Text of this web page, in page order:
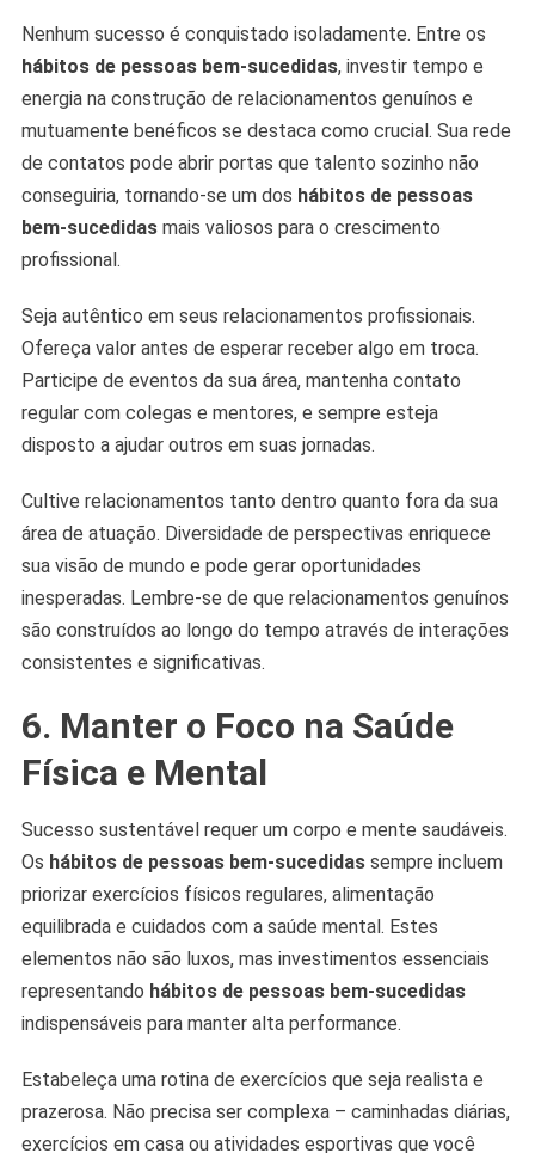
Nenhum sucesso é conquistado isoladamente. Entre os
hábitos de pessoas bem-sucedidas, investir tempo e
energia na construção de relacionamentos genuínos e
mutuamente benéficos se destaca como crucial. Sua rede
de contatos pode abrir portas que talento sozinho não
conseguiria, tornando-se um dos hábitos de pessoas
bem-sucedidasmais valiosos para o crescimento
profissional.
Seja autêntico em seus relacionamentos profissionais.
Ofereça valor antes de esperar receber algo em troca.
Participe de eventos da sua área, mantenha contato
regular com colegas e mentores, e sempre esteja
disposto a ajudar outros em suas jornadas.
Cultive relacionamentos tanto dentro quanto fora da sua
área de atuação. Diversidade de perspectivas enriquece
sua visão de mundo e pode gerar oportunidades
inesperadas. Lembre-se de que relacionamentos genuínos
são construídos ao longo do tempo através de interações
consistentes e significativas.
6. Manter o Foco na Saúde
Física e Mental
Sucesso sustentável requer um corpo e mente saudáveis.
Os hábitos de pessoas bem-sucedidassempre incluem
priorizar exercícios físicos regulares, alimentação
equilibrada e cuidados com a saúde mental. Estes
elementos não são luxos, mas investimentos essenciais
representando hábitos de pessoas bem-sucedidas
indispensáveis para manter alta performance.
Estabeleça uma rotina de exercícios que seja realista e
prazerosa. Não precisa ser complexa – caminhadas diárias,
exercícios em casa ou atividades esportivas que você